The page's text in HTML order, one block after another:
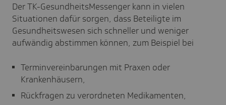
Der TK-GesundheitsMessenger kann in vielen
Situationen dafür sorgen, dass Beteiligte im
Gesundheitswesen sich schneller und weniger
aufwändig abstimmen können, zum Beispiel bei
Terminvereinbarungen mit Praxen oder
Krankenhäusern,
Rückfragen zu verordneten Medikamenten,